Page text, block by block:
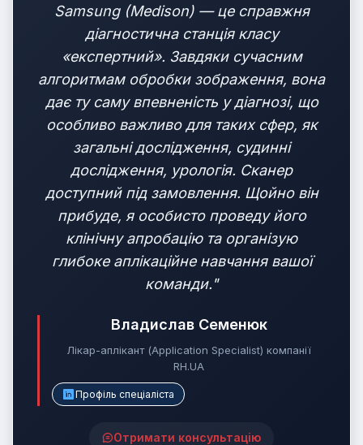
Samsung (Medison) — це справжня
діагностична станція класу
«експертний». Завдяки сучасним
алгоритмам обробки зображення, вона
дає ту саму впевненість у діагнозі, що
особливо важливо для таких сфер, як
загальні дослідження, судинні
дослідження, урологія. Сканер
доступний під замовлення. Щойно він
прибуде, я особисто проведу його
клінічну апробацію та організую
глибоке аплікаційне навчання вашої
команди."
Владислав Семенюк
Лікар-аплікант (Application Specialist) компанії
RH.UA
Профіль спеціаліста
Отримати консультацію